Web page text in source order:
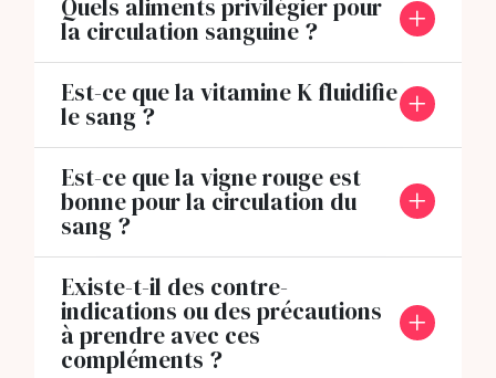
Quels aliments privilégier pour
la circulation sanguine ?
Est-ce que la vitamine K fluidifie
le sang ?
Est-ce que la vigne rouge est
bonne pour la circulation du
sang ?
Existe-t-il des contre-
indications ou des précautions
à prendre avec ces
compléments ?